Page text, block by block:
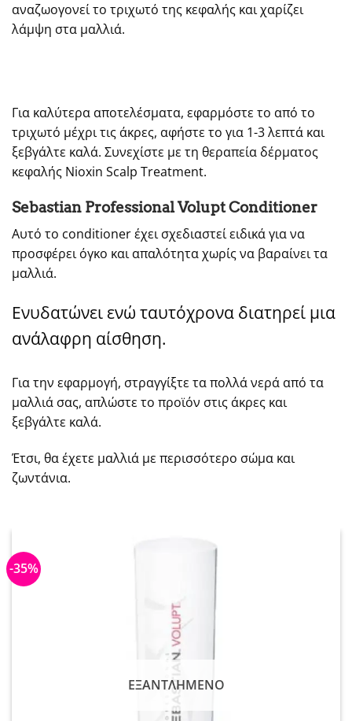
αναζωογονεί το τριχωτό της κεφαλής και χαρίζει
λάμψη στα μαλλιά.
Για καλύτερα αποτελέσματα, εφαρμόστε το από το
τριχωτό μέχρι τις άκρες, αφήστε το για 1-3 λεπτά και
ξεβγάλτε καλά. Συνεχίστε με τη θεραπεία δέρματος
κεφαλής Nioxin Scalp Treatment.
Sebastian Professional Volupt Conditioner
Αυτό το conditioner έχει σχεδιαστεί ειδικά για να
προσφέρει όγκο και απαλότητα χωρίς να βαραίνει τα
μαλλιά.
Ενυδατώνει ενώ ταυτόχρονα διατηρεί μια
ανάλαφρη αίσθηση.
Για την εφαρμογή, στραγγίξτε τα πολλά νερά από τα
μαλλιά σας, απλώστε το προϊόν στις άκρες και
ξεβγάλτε καλά.
Έτσι, θα έχετε μαλλιά με περισσότερο σώμα και
ζωντάνια.
-35%
ΕΞΑΝΤΛΗΜΈΝΟ